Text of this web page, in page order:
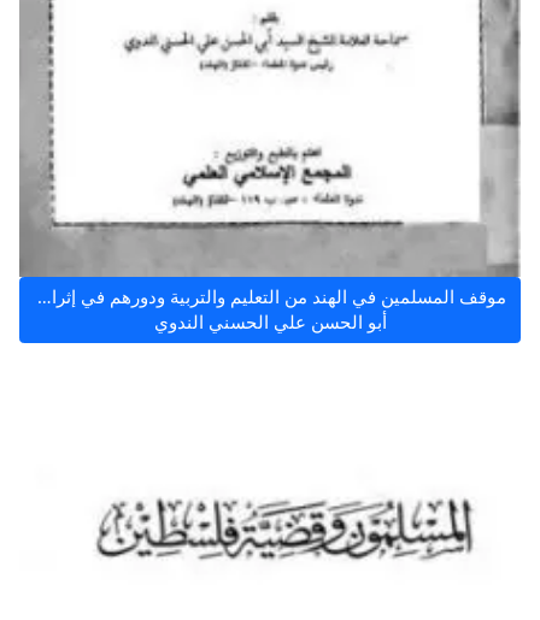
موقف المسلمين في الهند من التعليم والتربية ودورهم في إثراء التاريخ الإسلامي
أبو الحسن علي الحسني الندوي